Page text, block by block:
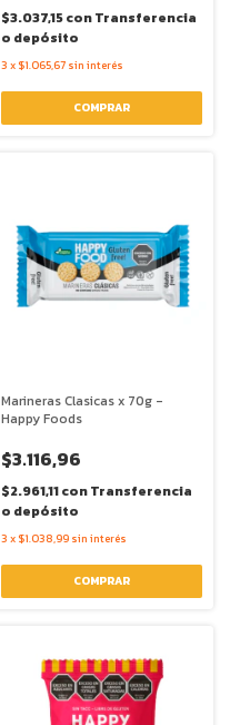
$3.037,15conTransferencia
o depósito
3 x $1.065,67 sin interés
Marineras Clasicas x 70g -
Happy Foods
$3.116,96
$2.961,11conTransferencia
o depósito
3 x $1.038,99 sin interés